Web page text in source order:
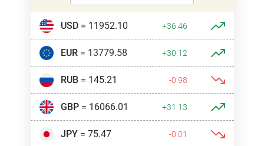
USD= 11952.10 +36.46
EUR= 13779.58 +30.12
RUB= 145.21 -0.98
GBP= 16066.01 +31.13
JPY= 75.47 -0.01